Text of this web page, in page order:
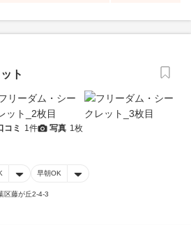
ト
コミ 1件 写真 1枚
早朝OK
区藤が丘2-4-3